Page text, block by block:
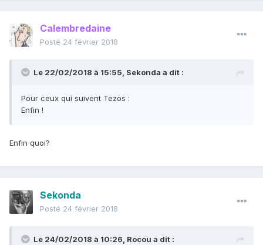
Calembredaine
Posté 24 février 2018
Le 22/02/2018 à 15:55, Sekonda a dit :
Pour ceux qui suivent Tezos :
Enfin !
Enfin quoi?
Sekonda
Posté 24 février 2018
Le 24/02/2018 à 10:26, Rocou a dit :